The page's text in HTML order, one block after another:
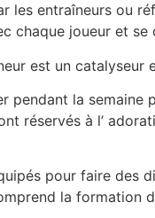
les entraîneurs ou
chaque joueur et
est un
pendant la
réservés à l’
pour faire des
la formation